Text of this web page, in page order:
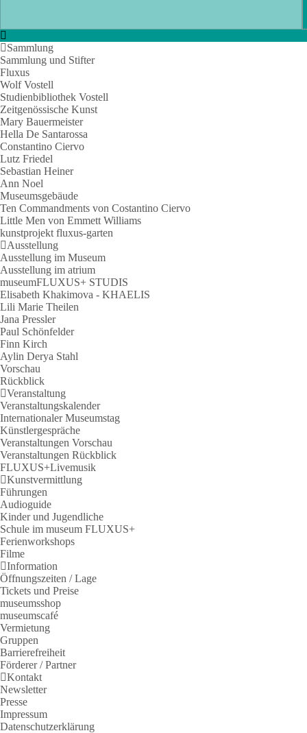
Sammlung
Sammlung und Stifter
Fluxus
Wolf Vostell
Studienbibliothek Vostell
Zeitgenössische Kunst
Mary Bauermeister
Hella De Santarossa
Constantino Ciervo
Lutz Friedel
Sebastian Heiner
Ann Noel
Museumsgebäude
Ten Commandments von Costantino Ciervo
Little Men von Emmett Williams
kunstprojekt fluxus-garten
Ausstellung
Ausstellung im Museum
Ausstellung im atrium
museumFLUXUS+ STUDIS
Elisabeth Khakimova - KHAELIS
Lili Marie Theilen
Jana Pressler
Paul Schönfelder
Finn Kirch
Aylin Derya Stahl
Vorschau
Rückblick
Veranstaltung
Veranstaltungskalender
Internationaler Museumstag
Künstlergespräche
Veranstaltungen Vorschau
Veranstaltungen Rückblick
FLUXUS+Livemusik
Kunstvermittlung
Führungen
Audioguide
Kinder und Jugendliche
Schule im museum FLUXUS+
Ferienworkshops
Filme
Information
Öffnungszeiten / Lage
Tickets und Preise
museumsshop
museumscafé
Vermietung
Gruppen
Barrierefreiheit
Förderer / Partner
Kontakt
Newsletter
Presse
Impressum
Datenschutzerklärung